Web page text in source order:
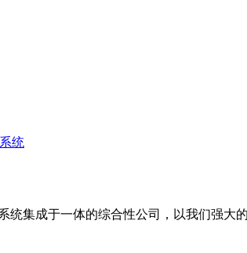
统
集成于一体的综合性公司，以我们强大